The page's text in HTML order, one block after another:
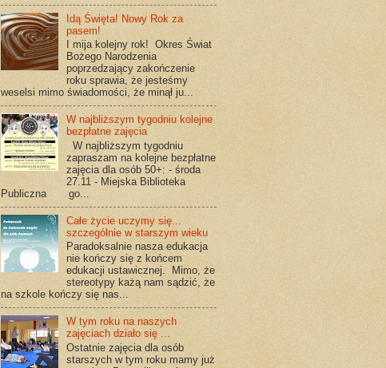
Idą Święta! Nowy Rok za
pasem!
I mija kolejny rok! Okres Świat
Bożego Narodzenia
poprzedzający zakończenie
roku sprawia, że jesteśmy
weselsi mimo świadomości, że minął ju...
W najbliższym tygodniu kolejne
bezpłatne zajęcia
W najbliższym tygodniu
zapraszam na kolejne bezpłatne
zajęcia dla osób 50+: - środa
27.11 - Miejska Biblioteka
Publiczna go...
Całe życie uczymy się...
szczególnie w starszym wieku
Paradoksalnie nasza edukacja
nie kończy się z końcem
edukacji ustawicznej. Mimo, że
stereotypy każą nam sądzić, że
na szkole kończy się nas...
W tym roku na naszych
zajęciach działo się ...
Ostatnie zajęcia dla osób
starszych w tym roku mamy już